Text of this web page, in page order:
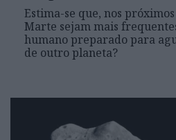
Estima-se que, nos
Marte sejam mais
humano preparado para
de outro planeta?